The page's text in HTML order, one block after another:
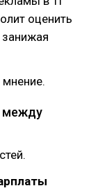
оценить
между